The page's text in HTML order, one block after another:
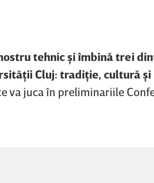
tehnic şi îmbină trei
Cluj: tradiţie, cultură şi
va juca în preliminariile